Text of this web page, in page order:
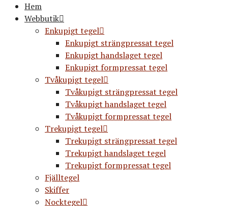
Hem
Webbutik
Enkupigt tegel
Enkupigt strängpressat tegel
Enkupigt handslaget tegel
Enkupigt formpressat tegel
Tvåkupigt tegel
Tvåkupigt strängpressat tegel
Tvåkupigt handslaget tegel
Tvåkupigt formpressat tegel
Trekupigt tegel
Trekupigt strängpressat tegel
Trekupigt handslaget tegel
Trekupigt formpressat tegel
Fjälltegel
Skiffer
Nocktegel